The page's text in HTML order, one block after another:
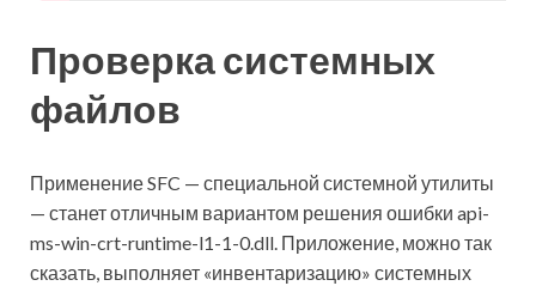
Проверка системных
файлов
Применение SFC — специальной системной утилиты
— станет отличным вариантом решения ошибки api-
ms-win-crt-runtime-l1-1-0.dll. Приложение, можно так
сказать, выполняет «инвентаризацию» системных